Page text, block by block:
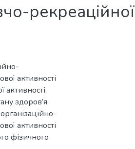
рекреаційної
активності
активності,
здоров’я.
активності
фізичного